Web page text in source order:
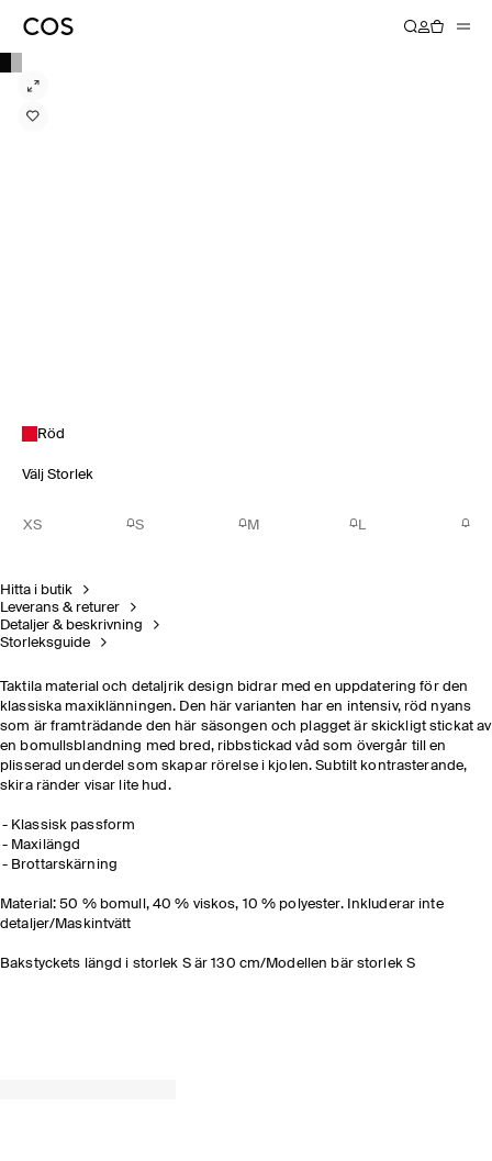
Röd
Välj Storlek
XS S M L
Hitta i butik
Leverans & returer
Detaljer & beskrivning
Storleksguide
Taktila material och detaljrik design bidrar med en uppdatering för den
klassiska maxiklänningen. Den här varianten har en intensiv, röd nyans
som är framträdande den här säsongen och plagget är skickligt stickat av
en bomullsblandning med bred, ribbstickad våd som övergår till en
plisserad underdel som skapar rörelse i kjolen. Subtilt kontrasterande,
skira ränder visar lite hud.
Klassisk passform
Maxilängd
Brottarskärning
Material: 50 % bomull, 40 % viskos, 10 % polyester. Inkluderar inte
detaljer/Maskintvätt
Bakstyckets längd i storlek S är 130 cm/Modellen bär storlek S